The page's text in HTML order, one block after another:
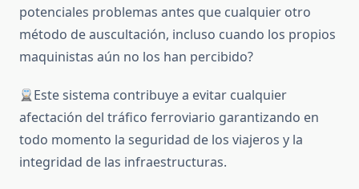
potenciales problemas antes que cualquier otro
método de auscultación, incluso cuando los propios
maquinistas aún no los han percibido?
Este sistema contribuye a evitar cualquier
afectación del tráfico ferroviario garantizando en
todo momento la seguridad de los viajeros y la
integridad de las infraestructuras.